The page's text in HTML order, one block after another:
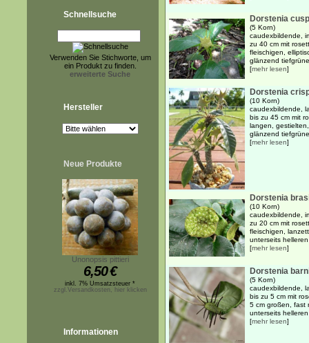
Schnellsuche
Verwenden Sie Stichworte, um
ein Produkt zu finden.
erweiterte Suche
Hersteller
Neue Produkte
Unonopsis pittieri
6,50€
inkl. 7% Umsatzsteuer *
zzgl.Versandkosten, hier klicken
Informationen
Dorstenia
(5 Korn)
caudexbildende,
zu 40 cm mit
fleischigen,
glänzend
[mehr lesen]
Dorstenia
(10 Korn)
caudexbildende,
bis zu 45 cm mit
langen,
glänzend
[mehr lesen]
Dorstenia
(10 Korn)
caudexbildende,
zu 20 cm mit
fleischigen,
unterseits
[mehr lesen]
Dorstenia
(5 Korn)
caudexbildende,
bis zu 5 cm mit
5 cm großen, fast
unterseits
[mehr lesen]